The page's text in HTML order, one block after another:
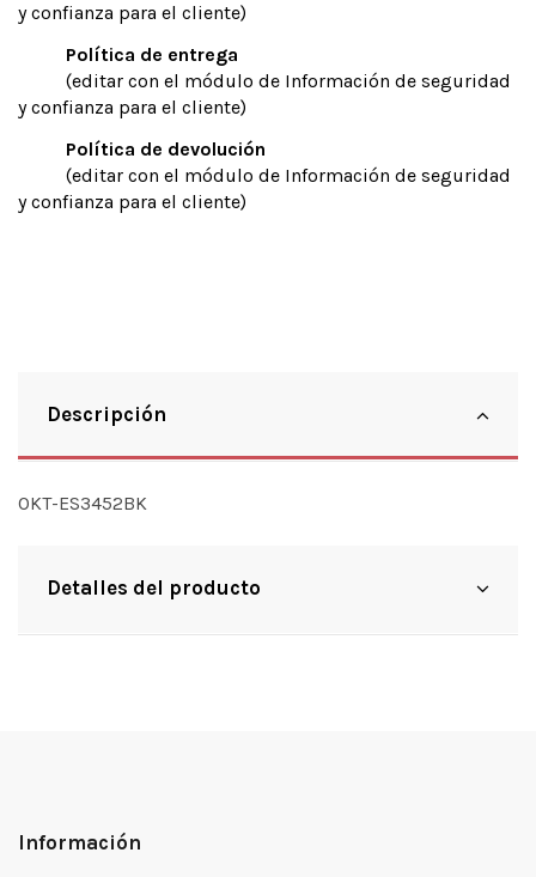
y confianza para el cliente)
Política de entrega
(editar con el módulo de Información de seguridad
y confianza para el cliente)
Política de devolución
(editar con el módulo de Información de seguridad
y confianza para el cliente)
Descripción
OKT-ES3452BK
Detalles del producto
Información